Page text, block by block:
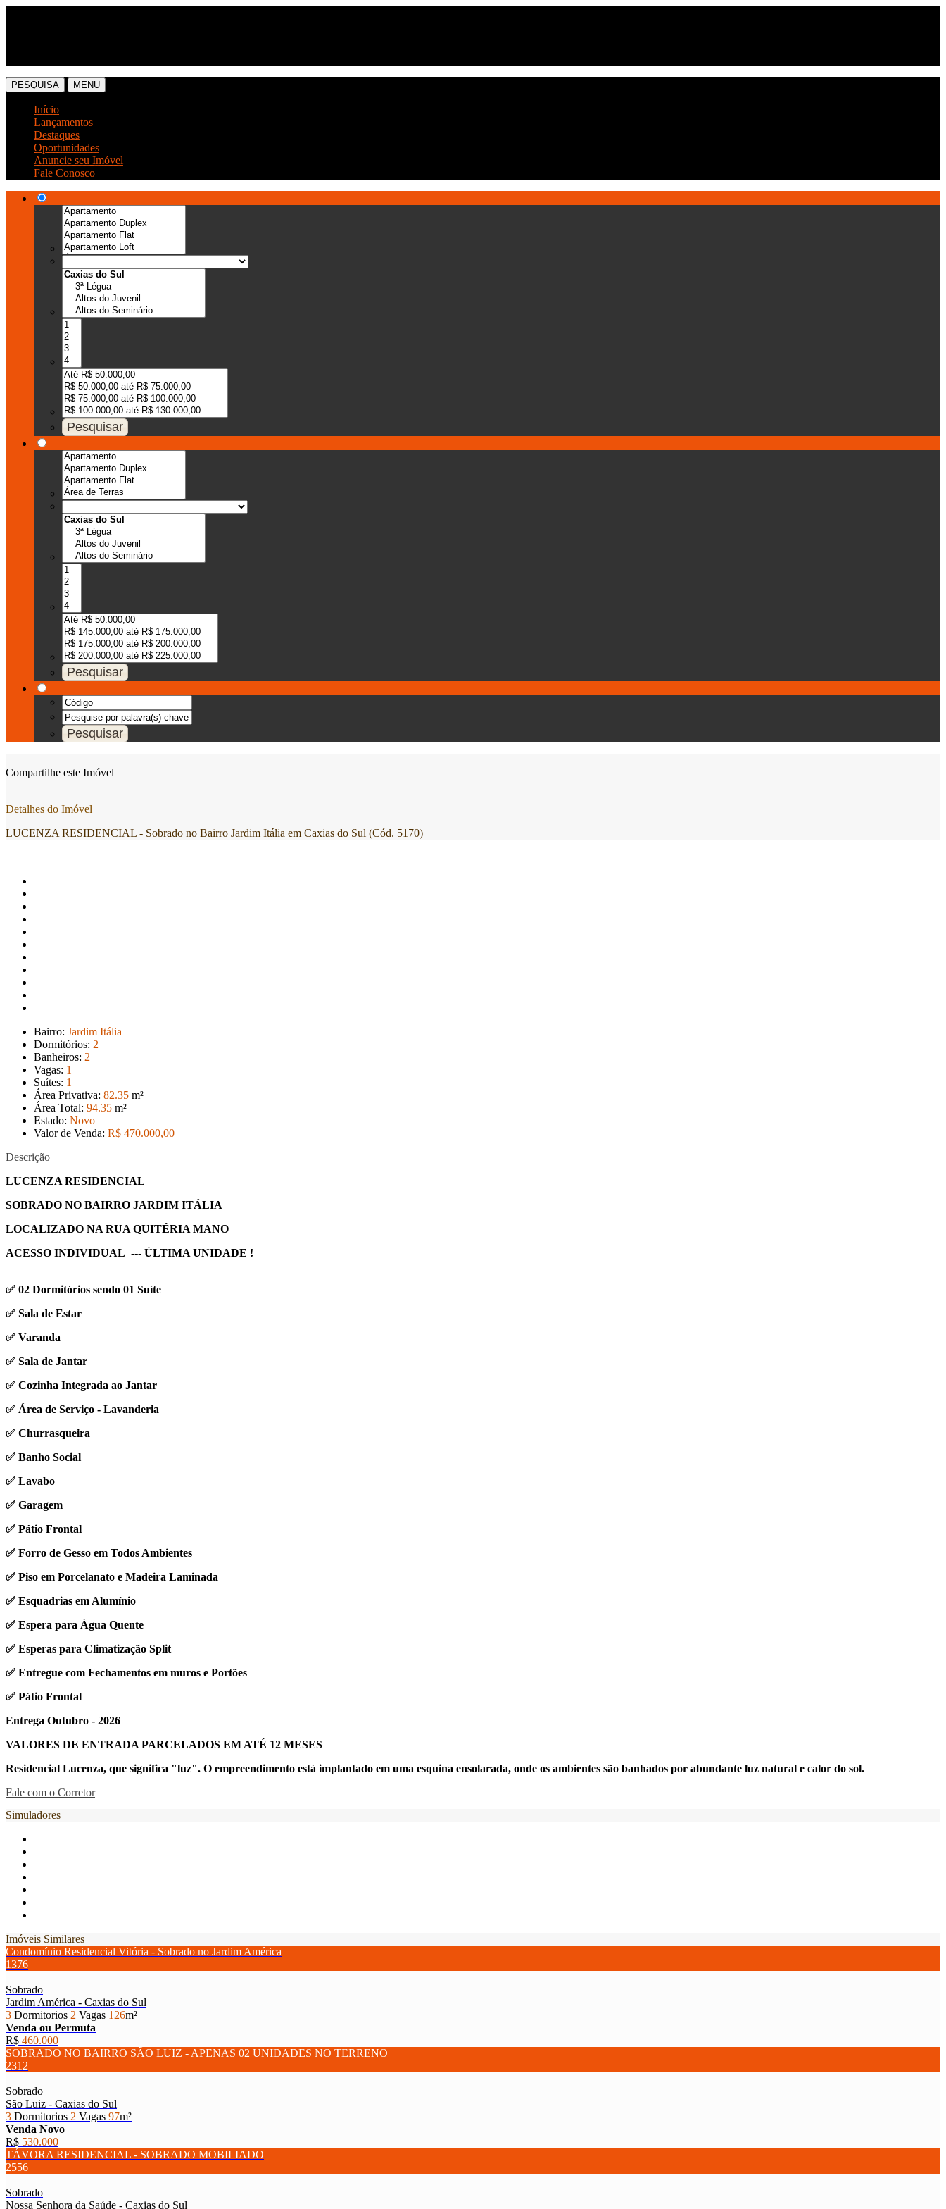
PESQUISA MENU
Início
Lançamentos
Destaques
Oportunidades
Anuncie seu Imóvel
Fale Conosco
Compartilhe este Imóvel
Detalhes do Imóvel
LUCENZA RESIDENCIAL - Sobrado no Bairro Jardim Itália em Caxias do Sul (Cód. 5170)
Bairro: Jardim Itália
Dormitórios: 2
Banheiros: 2
Vagas: 1
Suítes: 1
Área Privativa: 82.35 m²
Área Total: 94.35 m²
Estado: Novo
Valor de Venda: R$ 470.000,00
Descrição
LUCENZA RESIDENCIAL
SOBRADO NO BAIRRO JARDIM ITÁLIA
LOCALIZADO NA RUA QUITÉRIA MANO
ACESSO INDIVIDUAL --- ÚLTIMA UNIDADE !
✅ 02 Dormitórios sendo 01 Suíte
✅ Sala de Estar
✅ Varanda
✅ Sala de Jantar
✅ Cozinha Integrada ao Jantar
✅ Área de Serviço - Lavanderia
✅ Churrasqueira
✅ Banho Social
✅ Lavabo
✅ Garagem
✅ Pátio Frontal
✅ Forro de Gesso em Todos Ambientes
✅ Piso em Porcelanato e Madeira Laminada
✅ Esquadrias em Alumínio
✅ Espera para Água Quente
✅ Esperas para Climatização Split
✅ Entregue com Fechamentos em muros e Portões
✅ Pátio Frontal
Entrega Outubro - 2026
VALORES DE ENTRADA PARCELADOS EM ATÉ 12 MESES
Residencial Lucenza, que significa "luz". O empreendimento está implantado em uma esquina ensolarada, onde os ambientes são banhados por abundante luz natural e calor do sol.
Fale com o Corretor
Simuladores
Imóveis Similares
Condomínio Residencial Vitória - Sobrado no Jardim América
1376
Sobrado
Jardim América - Caxias do Sul
3 Dormitorios 2 Vagas 126m²
Venda ou Permuta
R$ 460.000
SOBRADO NO BAIRRO SÃO LUIZ - APENAS 02 UNIDADES NO TERRENO
2312
Sobrado
São Luiz - Caxias do Sul
3 Dormitorios 2 Vagas 97m²
Venda Novo
R$ 530.000
TÁVORA RESIDENCIAL - SOBRADO MOBILIADO
2556
Sobrado
Nossa Senhora da Saúde - Caxias do Sul